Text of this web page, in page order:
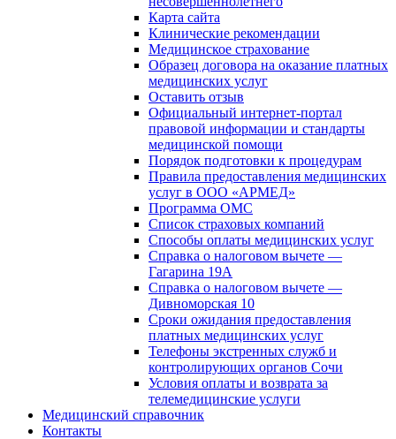
Карта сайта
Клинические рекомендации
Медицинское страхование
Образец договора на оказание платных
медицинских услуг
Оставить отзыв
Официальный интернет-портал
правовой информации и стандарты
медицинской помощи
Порядок подготовки к процедурам
Правила предоставления медицинских
услуг в ООО «АРМЕД»
Программа ОМС
Список страховых компаний
Способы оплаты медицинских услуг
Справка о налоговом вычете —
Гагарина 19А
Справка о налоговом вычете —
Дивноморская 10
Сроки ожидания предоставления
платных медицинских услуг
Телефоны экстренных служб и
контролирующих органов Сочи
Условия оплаты и возврата за
телемедицинские услуги
Медицинский справочник
Контакты